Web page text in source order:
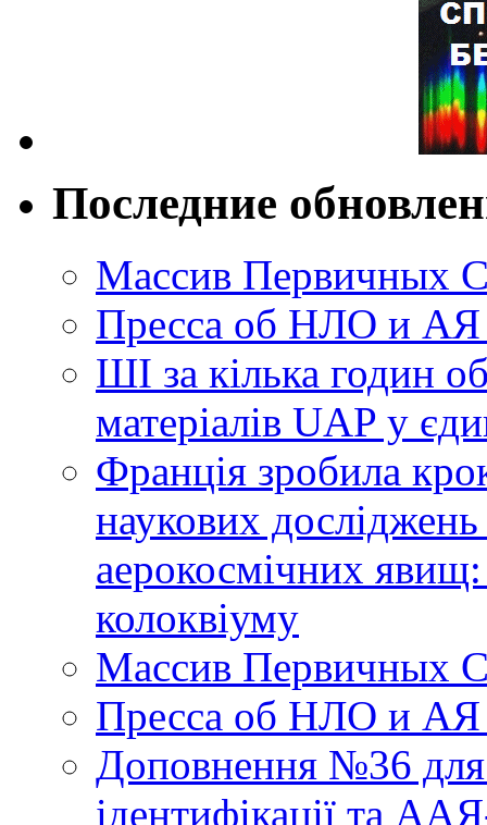
Последние
Массив Первичных
Пресса об НЛО и
ШІ за кілька годин
матеріалів UAP у
Франція зробила
наукових
аерокосмічних
колоквіуму
Массив Первичных
Пресса об НЛО и
Доповнення №36
ідентифікації та